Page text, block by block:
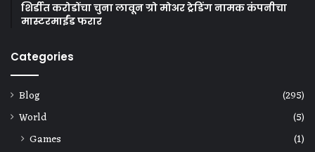
शिर्डीत करोडोंचा चुना लावून ग्रो मोअर ट्रेडिंग नामक कंपनीचा
मास्टरमाईंड फरार
Categories
Blog
(295)
World
(5)
Games
(1)